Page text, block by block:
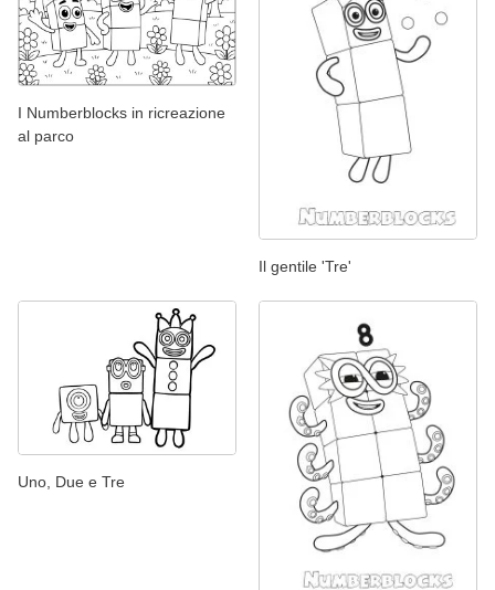
I Numberblocks in ricreazione
al parco
Il gentile 'Tre'
Uno, Due e Tre